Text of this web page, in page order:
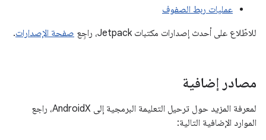
عمليات ربط الصفوف
للاطّلاع على أحدث إصدارات مكتبات Jetpack، راجِع
صفحة الإصدارات.
مصادر إضافية
لمعرفة المزيد حول ترحيل التعليمة البرمجية إلى AndroidX، راجع
الموارد الإضافية التالية: